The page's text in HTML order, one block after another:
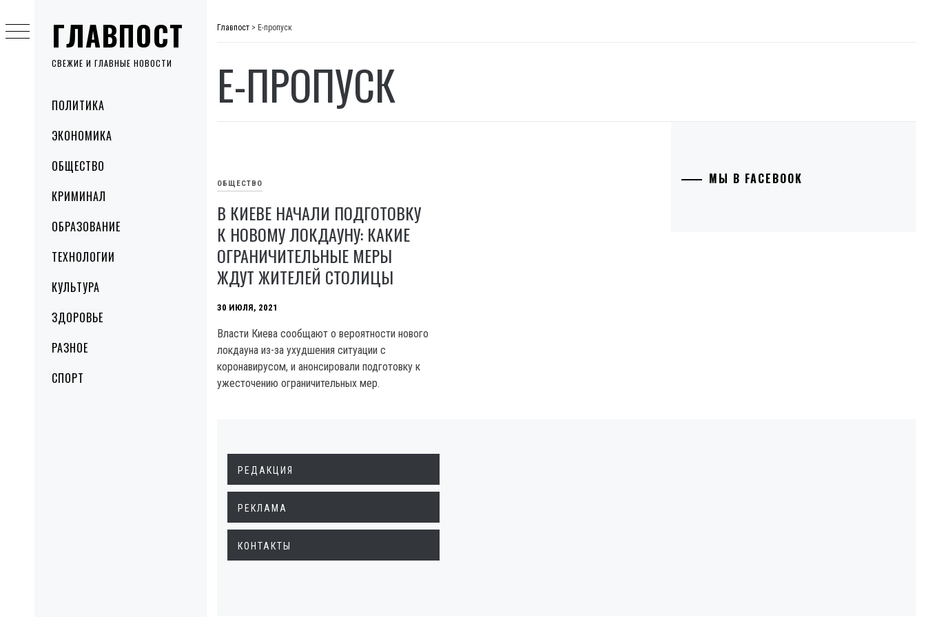
ГЛАВПОСТ
СВЕЖИЕ И ГЛАВНЫЕ НОВОСТИ
MenuПОЛИТИКА
ЭКОНОМИКА
ОБЩЕСТВО
КРИМИНАЛ
ОБРАЗОВАНИЕ
ТЕХНОЛОГИИ
КУЛЬТУРА
ЗДОРОВЬЕ
РАЗНОЕ
СПОРТ
to
content
Главпост > Е-пропуск
Е-ПРОПУСК
ОБЩЕСТВО
В КИЕВЕ НАЧАЛИ ПОДГОТОВКУ
К НОВОМУ ЛОКДАУНУ: КАКИЕ
ОГРАНИЧИТЕЛЬНЫЕ МЕРЫ
ЖДУТ ЖИТЕЛЕЙ СТОЛИЦЫ
30 ИЮЛЯ, 2021
Власти Киева сообщают о вероятности нового
локдауна из-за ухудшения ситуации с
коронавирусом, и анонсировали подготовку к
ужесточению ограничительных мер.
МЫ В FACEBOOK
РЕДАКЦИЯ
РЕКЛАМА
КОНТАКТЫ